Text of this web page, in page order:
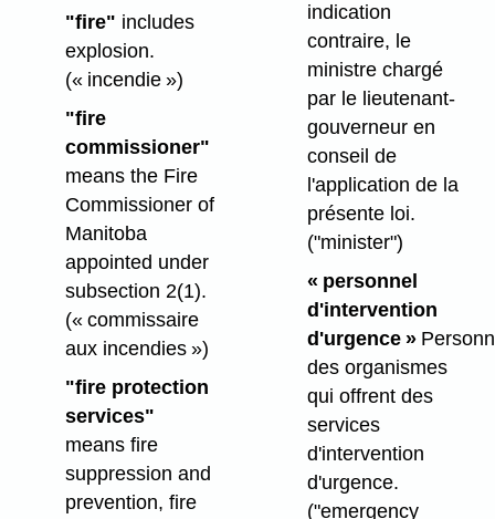
"fire" includes
explosion.
(« incendie »)
"fire
commissioner"
means the Fire
Commissioner of
Manitoba
appointed under
subsection 2(1).
(« commissaire
aux incendies »)
"fire protection
services"
means fire
suppression and
prevention, fire
indication
contraire, le
ministre chargé
par le lieutenant-
gouverneur en
conseil de
l'application de la
présente loi.
("minister")
« personnel
d'intervention
d'urgence »
des organismes
qui offrent des
services
d'intervention
d'urgence.
("emergency